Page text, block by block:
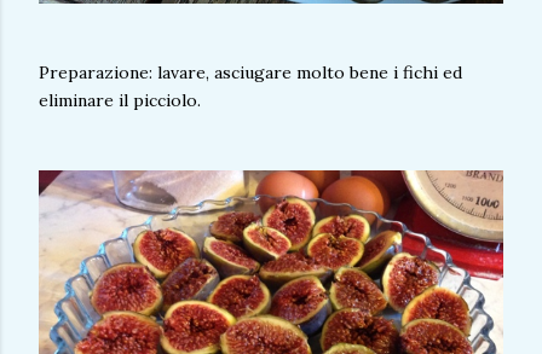
Preparazione: lavare, asciugare molto bene i fichi ed
eliminare il picciolo.